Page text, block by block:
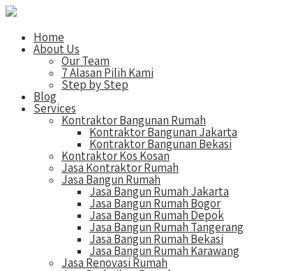
Home
About Us
Our Team
7 Alasan Pilih Kami
Step by Step
Blog
Services
Kontraktor Bangunan Rumah
Kontraktor Bangunan Jakarta
Kontraktor Bangunan Bekasi
Kontraktor Kos Kosan
Jasa Kontraktor Rumah
Jasa Bangun Rumah
Jasa Bangun Rumah Jakarta
Jasa Bangun Rumah Bogor
Jasa Bangun Rumah Depok
Jasa Bangun Rumah Tangerang
Jasa Bangun Rumah Bekasi
Jasa Bangun Rumah Karawang
Jasa Renovasi Rumah